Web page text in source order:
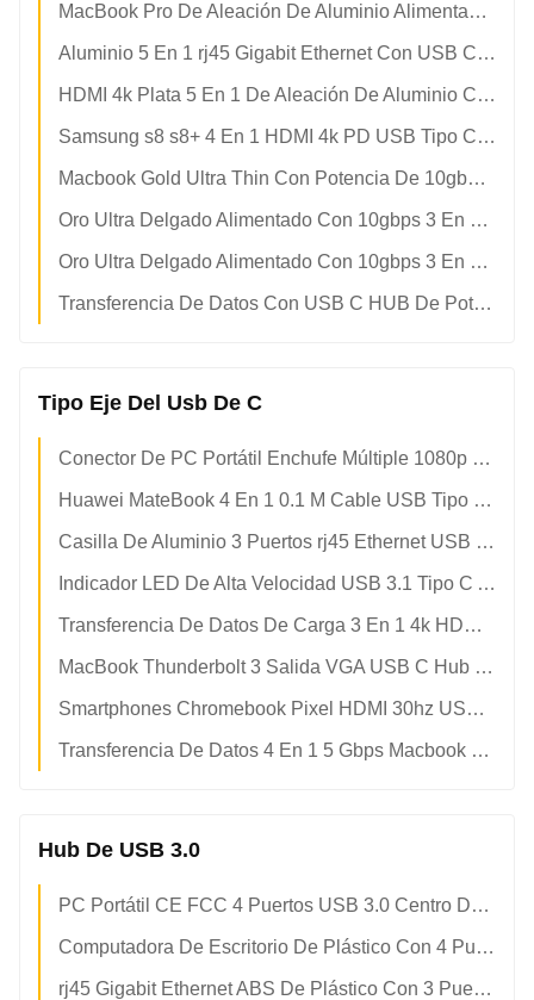
MacBook Pro De Aleación De Aluminio Alimentado Por USB Tipo C Hub
Aluminio 5 En 1 rj45 Gigabit Ethernet Con USB C HUB
HDMI 4k Plata 5 En 1 De Aleación De Aluminio Con USB C HUB
Samsung s8 s8+ 4 En 1 HDMI 4k PD USB Tipo C Con Conexión Por Cable
Macbook Gold Ultra Thin Con Potencia De 10gbps 3 En 1 USB C HUB OEM / ODM
Oro Ultra Delgado Alimentado Con 10gbps 3 En 1 USB C HUB TPE Shell Para Macbook
Oro Ultra Delgado Alimentado Con 10gbps 3 En 1 USB C HUB TPE Shell Para Macbook
Transferencia De Datos Con USB C HUB De Potencia Ultra Delgada VGA 3 En 1 10gbps
Tipo Eje Del Usb De C
Conector De PC Portátil Enchufe Múltiple 1080p 4k USB Tipo C Hub
Huawei MateBook 4 En 1 0.1 M Cable USB Tipo C Hub
Casilla De Aluminio 3 Puertos rj45 Ethernet USB Tipo C Hub
Indicador LED De Alta Velocidad USB 3.1 Tipo C A USB 3.0
Transferencia De Datos De Carga 3 En 1 4k HDMI 1080p USB Tipo C Hub
MacBook Thunderbolt 3 Salida VGA USB C Hub 4k 60hz
Smartphones Chromebook Pixel HDMI 30hz USB Tipo C Hub También
Transferencia De Datos 4 En 1 5 Gbps Macbook Pro USB C Adaptador Hub
Hub De USB 3.0
PC Portátil CE FCC 4 Puertos USB 3.0 Centro De Alta Velocidad
Computadora De Escritorio De Plástico Con 4 Puertos LED Indicador USB 3 HUB
rj45 Gigabit Ethernet ABS De Plástico Con 3 Puertos USB 3.0 HUB